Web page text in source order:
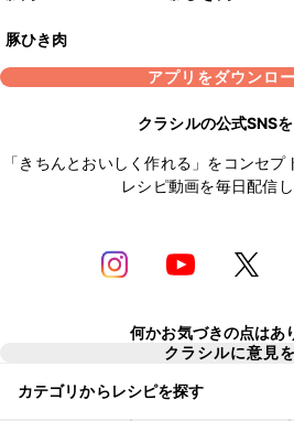
豚ひき肉
アプリをダウンロ
クラシルの公式SNS
「きちんとおいしく作れる」をコンセ
レシピ動画を毎日配信し
何かお気づきの点はあ
クラシルに意見
カテゴリからレシピを探す